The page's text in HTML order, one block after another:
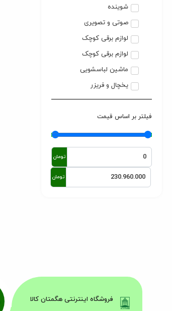
شوینده
صوتی و تصویری
لوازم برقی کوچک
لوازم برقی کوچک
ماشین لباسشویی
یخچال و فریزر
فیلتر بر اساس قیمت
تومان
تومان
فروشگاه اینترنتی هگمتان کالا